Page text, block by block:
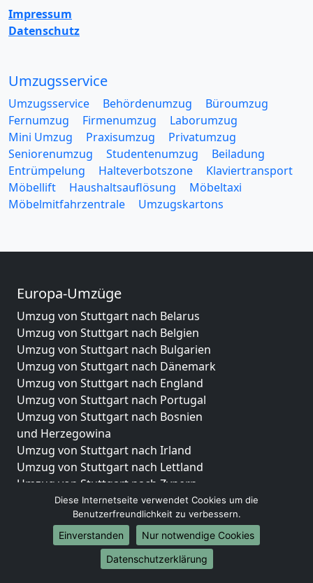
Impressum
Datenschutz
Umzugsservice
Umzugsservice Behördenumzug
Büroumzug
Fernumzug
Firmenumzug
Laborumzug
Mini Umzug
Praxisumzug
Privatumzug
Seniorenumzug
Studentenumzug
Beiladung
Entrümpelung
Halteverbotszone
Klaviertransport
Möbellift
Haushaltsauflösung
Möbeltaxi
Möbelmitfahrzentrale
Umzugskartons
Europa-Umzüge
Umzug von Stuttgart nach Belarus
Umzug von Stuttgart nach Belgien
Umzug von Stuttgart nach Bulgarien
Umzug von Stuttgart nach Dänemark
Umzug von Stuttgart nach England
Umzug von Stuttgart nach Portugal
Umzug von Stuttgart nach Bosnien
und Herzegowina
Umzug von Stuttgart nach Irland
Umzug von Stuttgart nach Lettland
Umzug von Stuttgart nach Zypern
Umzug von Stuttgart nach Kroatien
Umzug von Stuttgart nach Estland
Umzug von Stuttgart nach Finnland
Umzug von Stuttgart nach Frankreich
Umzug von Stuttgart nach Griechenland
Diese Internetseite verwendet Cookies um die
Benutzerfreundlichkeit zu verbessern.
Einverstanden
Nur notwendige Cookies
Datenschutzerklärung